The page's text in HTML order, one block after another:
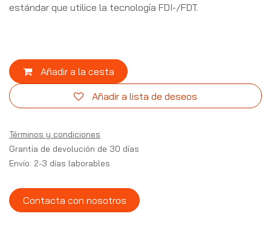
estándar que utilice la tecnología FDI-/FDT.
Añadir a la cesta
Añadir a lista de deseos
Términos y condiciones
Grantía de devolución de 30 días
Envío: 2-3 días laborables
Contacta con nosotros